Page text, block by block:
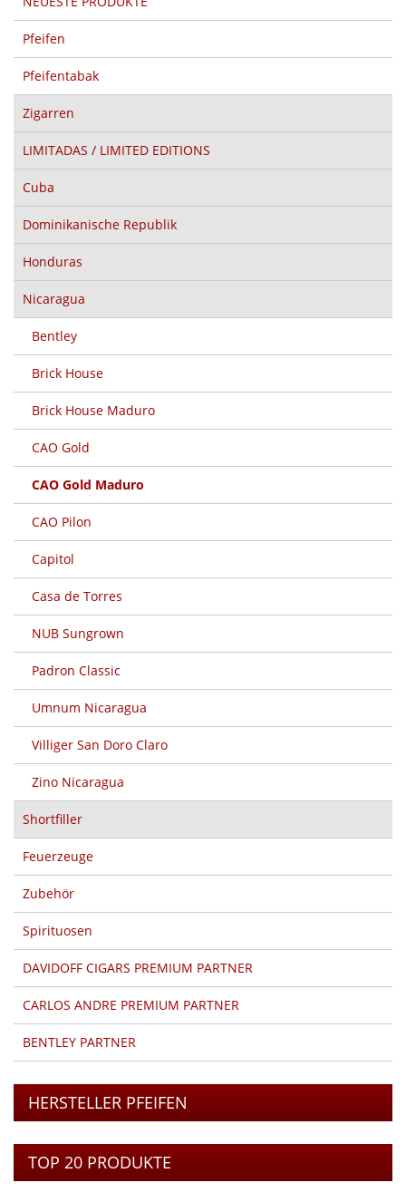
Pfeifen
Pfeifentabak
Zigarren
LIMITADAS / LIMITED EDITIONS
Cuba
Dominikanische Republik
Honduras
Nicaragua
Bentley
Brick House
Brick House Maduro
CAO Gold
CAO Gold Maduro
CAO Pilon
Capitol
Casa de Torres
NUB Sungrown
Padron Classic
Umnum Nicaragua
Villiger San Doro Claro
Zino Nicaragua
Shortfiller
Feuerzeuge
Zubehör
Spirituosen
DAVIDOFF CIGARS PREMIUM PARTNER
CARLOS ANDRE PREMIUM PARTNER
BENTLEY PARTNER
HERSTELLER PFEIFEN
TOP 20 PRODUKTE